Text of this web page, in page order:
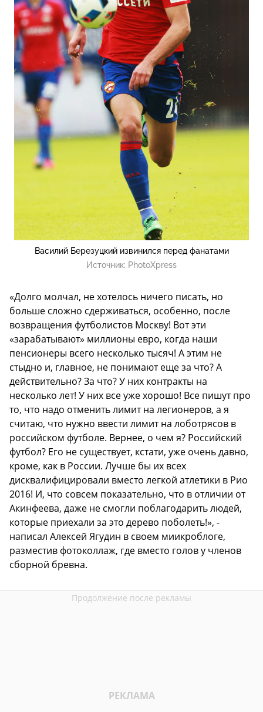
Василий Березуцкий извинился перед фанатами
Источник: PhotoXpress
«Долго молчал, не хотелось ничего писать, но
больше сложно сдерживаться, особенно, после
возвращения футболистов Москву! Вот эти
«зарабатывают» миллионы евро, когда наши
пенсионеры всего несколько тысяч! А этим не
стыдно и, главное, не понимают еще за что? А
действительно? За что? У них контракты на
несколько лет! У них все уже хорошо! Все пишут про
то, что надо отменить лимит на легионеров, а я
считаю, что нужно ввести лимит на лоботрясов в
российском футболе. Вернее, о чем я? Российский
футбол? Его не существует, кстати, уже очень давно,
кроме, как в России. Лучше бы их всех
дисквалифицировали вместо легкой атлетики в Рио
2016! И, что совсем показательно, что в отличии от
Акинфеева, даже не смогли поблагодарить людей,
которые приехали за это дерево поболеть!», -
написал Алексей Ягудин в своем миикроблоге,
разместив фотоколлаж, где вместо голов у членов
сборной бревна.